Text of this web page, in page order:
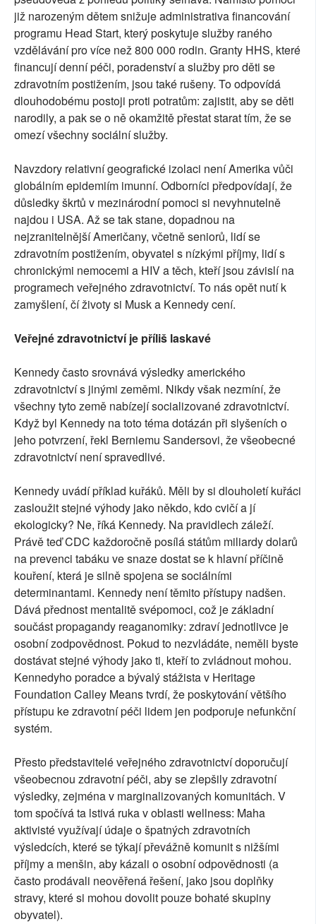
již narozeným dětem snižuje administrativa financování
programu Head Start, který poskytuje služby raného
vzdělávání pro více než 800 000 rodin. Granty HHS, které
financují denní péči, poradenství a služby pro děti se
zdravotním postižením, jsou také rušeny. To odpovídá
dlouhodobému postoji proti potratům: zajistit, aby se děti
narodily, a pak se o ně okamžitě přestat starat tím, že se
omezí všechny sociální služby.
Navzdory relativní geografické izolaci není Amerika vůči
globálním epidemiím imunní. Odborníci předpovídají, že
důsledky škrtů v mezinárodní pomoci si nevyhnutelně
najdou i USA. Až se tak stane, dopadnou na
nejzranitelnější Američany, včetně seniorů, lidí se
zdravotním postižením, obyvatel s nízkými příjmy, lidí s
chronickými nemocemi a HIV a těch, kteří jsou závislí na
programech veřejného zdravotnictví. To nás opět nutí k
zamyšlení, čí životy si Musk a Kennedy cení.
Veřejné zdravotnictví je příliš laskavé
Kennedy často srovnává výsledky amerického
zdravotnictví s jinými zeměmi. Nikdy však nezmíní, že
všechny tyto země nabízejí socializované zdravotnictví.
Když byl Kennedy na toto téma dotázán při slyšeních o
jeho potvrzení, řekl Berniemu Sandersovi, že všeobecné
zdravotnictví není spravedlivé.
Kennedy uvádí příklad kuřáků. Měli by si dlouholetí kuřáci
zasloužit stejné výhody jako někdo, kdo cvičí a jí
ekologicky? Ne, říká Kennedy. Na pravidlech záleží.
Právě teď CDC každoročně posílá státům miliardy dolarů
na prevenci tabáku ve snaze dostat se k hlavní příčině
kouření, která je silně spojena se sociálními
determinantami. Kennedy není těmito přístupy nadšen.
Dává přednost mentalitě svépomoci, což je základní
součást propagandy reaganomiky: zdraví jednotlivce je
osobní zodpovědnost. Pokud to nezvládáte, neměli byste
dostávat stejné výhody jako ti, kteří to zvládnout mohou.
Kennedyho poradce a bývalý stážista v Heritage
Foundation Calley Means tvrdí, že poskytování většího
přístupu ke zdravotní péči lidem jen podporuje nefunkční
systém.
Přesto představitelé veřejného zdravotnictví doporučují
všeobecnou zdravotní péči, aby se zlepšily zdravotní
výsledky, zejména v marginalizovaných komunitách. V
tom spočívá ta lstivá ruka v oblasti wellness: Maha
aktivisté využívají údaje o špatných zdravotních
výsledcích, které se týkají převážně komunit s nižšími
příjmy a menšin, aby kázali o osobní odpovědnosti (a
často prodávali neověřená řešení, jako jsou doplňky
stravy, které si mohou dovolit pouze bohaté skupiny
obyvatel).